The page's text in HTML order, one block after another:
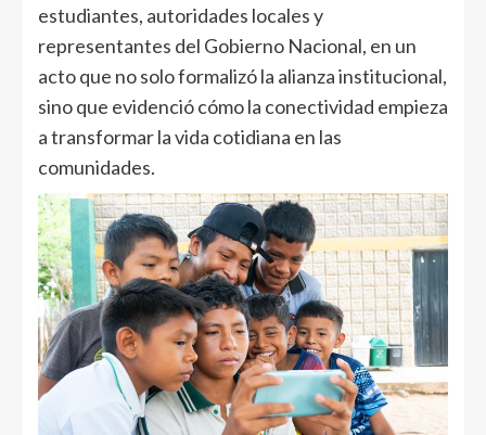
estudiantes, autoridades locales y
representantes del Gobierno Nacional, en un
acto que no solo formalizó la alianza institucional,
sino que evidenció cómo la conectividad empieza
a transformar la vida cotidiana en las
comunidades.